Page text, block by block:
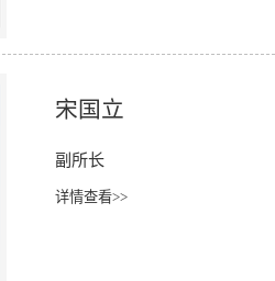
宋国立
副所长
详情查看>>